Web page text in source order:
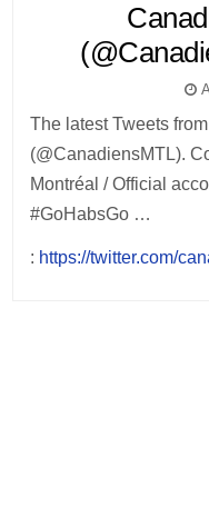
The latest Tweets
(@CanadiensMTL).
Montréal / Official
#GoHabsGo …
: https://twitter.com/